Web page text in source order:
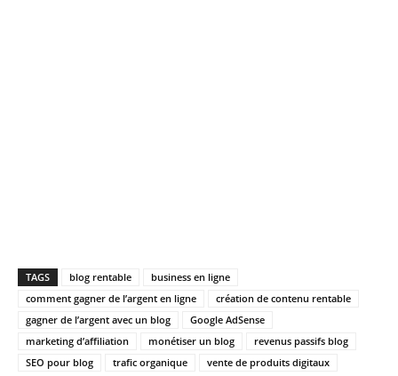
TAGS blog rentable
business en ligne
comment gagner de l’argent en ligne
création de contenu rentable
gagner de l’argent avec un blog
Google AdSense
marketing d’affiliation
monétiser un blog
revenus passifs blog
SEO pour blog
trafic organique vente de produits digitaux